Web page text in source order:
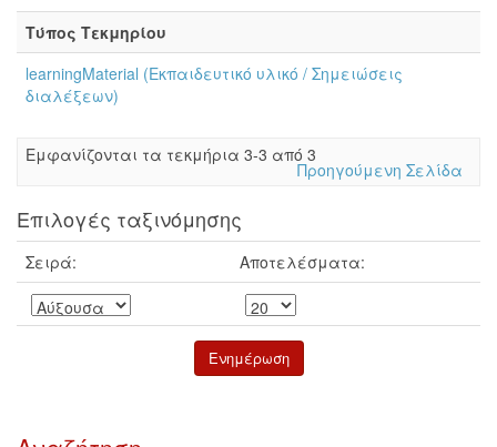
Τύπος Τεκμηρίου
learningMaterial (Εκπαιδευτικό υλικό / Σημειώσεις
διαλέξεων)
Eμφανίζονται τα τεκμήρια 3-3 από 3
Προηγούμενη Σελίδα
Επιλογές ταξινόμησης
Σειρά: Αποτελέσματα: